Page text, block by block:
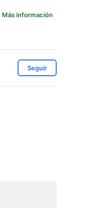
Más información
Seguir